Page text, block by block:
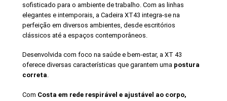
sofisticado para o ambiente de trabalho. Com as linhas
elegantes e intemporais, a Cadeira XT43 integra-se na
perfeição em diversos ambientes, desde escritórios
clássicos até a espaços contemporâneos.
Desenvolvida com foco na saúde e bem-estar, a XT 43
oferece diversas características que garantem uma postura
correta.
Com Costa em rede respirável e ajustável ao corpo,